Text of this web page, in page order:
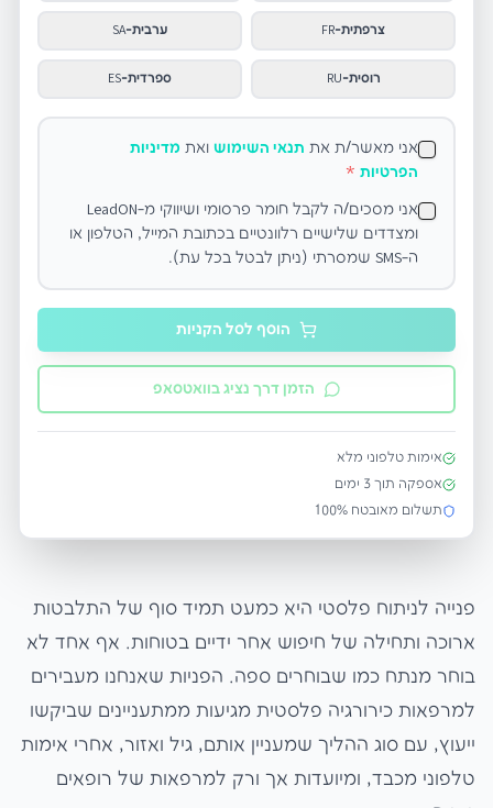
צרפתית-
FR ערבית-
SA
רוסית-
RU ספרדית-
ES
אני מאשר/ת את תנאי השימוש ואת מדיניות
הפרטיות *
אני מסכים/ה לקבל חומר פרסומי ושיווקי מ-LeadON
ומצדדים שלישיים רלוונטיים בכתובת המייל, הטלפון או
ה-SMS שמסרתי (ניתן לבטל בכל עת).
הוסף לסל הקניות
הזמן דרך נציג בוואטסאפ
אימות טלפוני מלא
אספקה תוך 3 ימים
תשלום מאובטח 100%
פנייה לניתוח פלסטי היא כמעט תמיד סוף של התלבטות
ארוכה ותחילה של חיפוש אחר ידיים בטוחות. אף אחד לא
בוחר מנתח כמו שבוחרים ספה. הפניות שאנחנו מעבירים
למרפאות כירורגיה פלסטית מגיעות ממתעניינים שביקשו
ייעוץ, עם סוג ההליך שמעניין אותם, גיל ואזור, אחרי אימות
טלפוני מכבד, ומיועדות אך ורק למרפאות של רופאים